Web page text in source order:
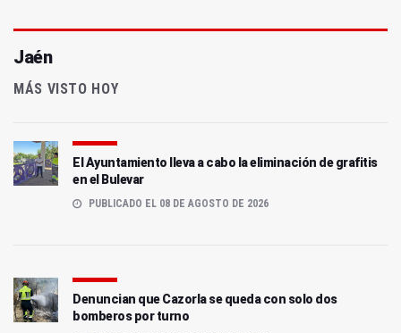
Jaén
MÁS VISTO HOY
El Ayuntamiento lleva a cabo la eliminación de grafitis
en el Bulevar
PUBLICADO EL 08 DE AGOSTO DE 2026
Denuncian que Cazorla se queda con solo dos
bomberos por turno